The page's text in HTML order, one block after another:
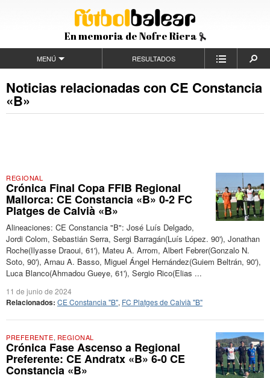
En memoria de Nofre Riera
MENÚ RESULTADOS
Noticias relacionadas con CE Constancia
«B»
REGIONAL
Crónica Final Copa FFIB Regional
Mallorca: CE Constancia «B» 0-2 FC
Platges de Calvià «B»
Alineaciones: CE Constancia "B": José Luís Delgado,
Jordi Colom, Sebastián Serra, Sergi Barragán(Luís López. 90'), Jonathan
Roche(Ilyasse Draoui, 61'), Mateu A. Arrom, Albert Febrer(Gonzalo N.
Soto, 90'), Arnau A. Basso, Miguel Ángel Hernández(Guiem Beltrán, 90'),
Luca Blanco(Ahmadou Gueye, 61'), Sergio Rico(Elias ...
11 de junio de 2024
Relacionados: CE Constancia "B", FC Platges de Calvià "B"
PREFERENTE, REGIONAL
Crónica Fase Ascenso a Regional
Preferente: CE Andratx «B» 6-0 CE
Constancia «B»